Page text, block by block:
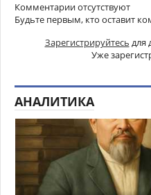
Комментарии отсутствуют
Будьте первым, кто оставит
Зарегистрируйтесь для
Уже
АНАЛИТИКА